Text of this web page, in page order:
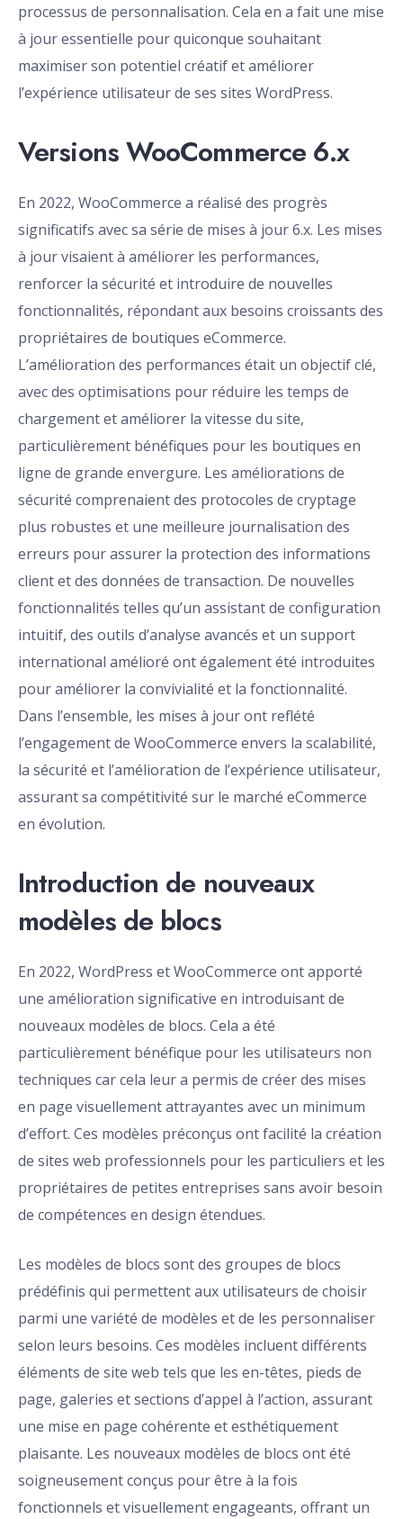
processus de personnalisation. Cela en a fait une mise
à jour essentielle pour quiconque souhaitant
maximiser son potentiel créatif et améliorer
l’expérience utilisateur de ses sites WordPress.
Versions WooCommerce 6.x
En 2022, WooCommerce a réalisé des progrès
significatifs avec sa série de mises à jour 6.x. Les mises
à jour visaient à améliorer les performances,
renforcer la sécurité et introduire de nouvelles
fonctionnalités, répondant aux besoins croissants des
propriétaires de boutiques eCommerce.
L’amélioration des performances était un objectif clé,
avec des optimisations pour réduire les temps de
chargement et améliorer la vitesse du site,
particulièrement bénéfiques pour les boutiques en
ligne de grande envergure. Les améliorations de
sécurité comprenaient des protocoles de cryptage
plus robustes et une meilleure journalisation des
erreurs pour assurer la protection des informations
client et des données de transaction. De nouvelles
fonctionnalités telles qu’un assistant de configuration
intuitif, des outils d’analyse avancés et un support
international amélioré ont également été introduites
pour améliorer la convivialité et la fonctionnalité.
Dans l’ensemble, les mises à jour ont reflété
l’engagement de WooCommerce envers la scalabilité,
la sécurité et l’amélioration de l’expérience utilisateur,
assurant sa compétitivité sur le marché eCommerce
en évolution.
Introduction de nouveaux
modèles de blocs
En 2022, WordPress et WooCommerce ont apporté
une amélioration significative en introduisant de
nouveaux modèles de blocs. Cela a été
particulièrement bénéfique pour les utilisateurs non
techniques car cela leur a permis de créer des mises
en page visuellement attrayantes avec un minimum
d’effort. Ces modèles préconçus ont facilité la création
de sites web professionnels pour les particuliers et les
propriétaires de petites entreprises sans avoir besoin
de compétences en design étendues.
Les modèles de blocs sont des groupes de blocs
prédéfinis qui permettent aux utilisateurs de choisir
parmi une variété de modèles et de les personnaliser
selon leurs besoins. Ces modèles incluent différents
éléments de site web tels que les en-têtes, pieds de
page, galeries et sections d’appel à l’action, assurant
une mise en page cohérente et esthétiquement
plaisante. Les nouveaux modèles de blocs ont été
soigneusement conçus pour être à la fois
fonctionnels et visuellement engageants, offrant un